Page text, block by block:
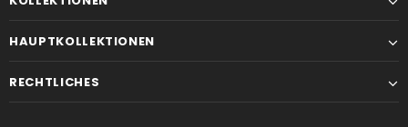
HAUPTKOLLEKTIONEN
RECHTLICHES